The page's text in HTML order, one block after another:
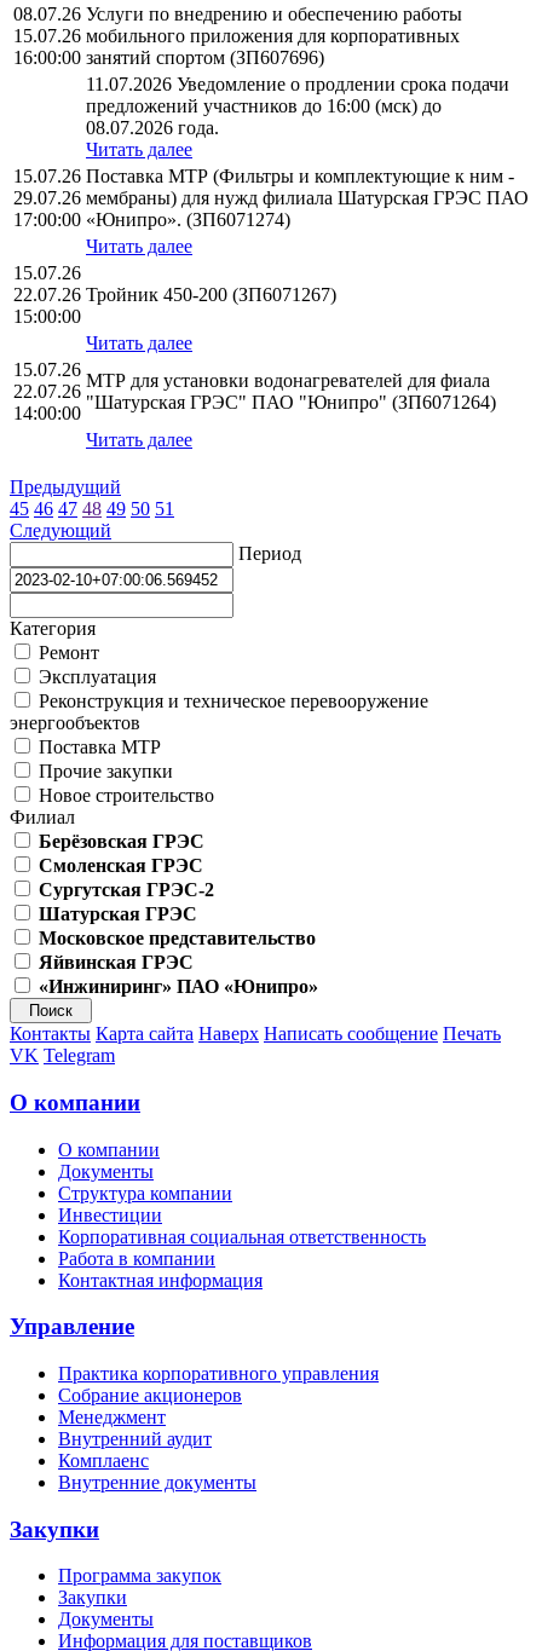
08.07.26
15.07.26
16:00:00
Услуги по внедрению и обеспечению работы
мобильного приложения для корпоративных
занятий спортом (ЗП607696)
11.07.2026 Уведомление о продлении срока подачи
предложений участников до 16:00 (мск) до
08.07.2026 года.
Читать далее
15.07.26
29.07.26
17:00:00
Поставка МТР (Фильтры и комплектующие к ним -
мембраны) для нужд филиала Шатурская ГРЭС ПАО
«Юнипро». (ЗП6071274)
Читать далее
15.07.26
22.07.26
15:00:00
Тройник 450-200 (ЗП6071267)
Читать далее
15.07.26
22.07.26
14:00:00
МТР для установки водонагревателей для фиала
"Шатурская ГРЭС" ПАО "Юнипро" (ЗП6071264)
Читать далее
Предыдущий
45 46 47 48 49 50 51
Следующий
Период
Категория
Ремонт
Эксплуатация
Реконструкция и техническое перевооружение
энергообъектов
Поставка МТР
Прочие закупки
Новое строительство
Филиал
Берёзовская ГРЭС
Смоленская ГРЭС
Сургутская ГРЭС-2
Шатурская ГРЭС
Московское представительство
Яйвинская ГРЭС
«Инжиниринг» ПАО «Юнипро»
Контакты Карта сайта Наверх Написать сообщение Печать
VK Telegram
О компании
О компании
Документы
Структура компании
Инвестиции
Корпоративная социальная ответственность
Работа в компании
Контактная информация
Управление
Практика корпоративного управления
Собрание акционеров
Менеджмент
Внутренний аудит
Комплаенс
Внутренние документы
Закупки
Программа закупок
Закупки
Документы
Информация для поставщиков